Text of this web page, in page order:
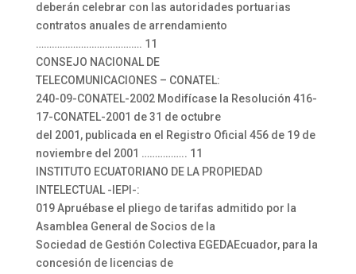
deberán celebrar con las autoridades portuarias
contratos anuales de arrendamiento
…………………………………. 11
CONSEJO NACIONAL DE
TELECOMUNICACIONES – CONATEL:
240-09-CONATEL-2002 Modifícase la Resolución 416-
17-CONATEL-2001 de 31 de octubre
del 2001, publicada en el Registro Oficial 456 de 19 de
noviembre del 2001 …………….. 11
INSTITUTO ECUATORIANO DE LA PROPIEDAD
INTELECTUAL -IEPI-:
019 Apruébase el pliego de tarifas admitido por la
Asamblea General de Socios de la
Sociedad de Gestión Colectiva EGEDAEcuador, para la
concesión de licencias de